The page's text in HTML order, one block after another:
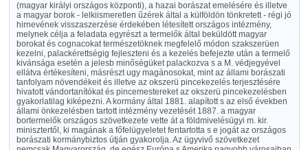
(magyar királyi országos központi), a hazai borászat emelésére és illetve
a magyar borok - lelkiismeretlen űzérek által a külföldön tönkretett - régi jó
hirnevének visszaszerzése érdekében létesített országos intézmény,
melynek célja a feladata egyrészt a termelők által beküldött magyar
borokat és cognacokat természetöknek megfelelő módon szakszerüen
kezelni, palackérettségig fejleszteni és a kezelés befejezte után a termelő
kivánsága esetén a jelesb minőségüket palackozva s a M. védjegyével
ellátva értékesíteni, másrészt ugy magánosokat, mint az állami borászati
tanfolyam növendékeit és illetve az okszerü pincekezelés terjesztésére
hivatott vándortanítókat és pincemestereket az okszerü pincekezelésben
gyakorlatilag kiképezni. A kormány által 1881. alapított s az első években
állami önkezelésben tartott intézmény vezetését 1887. a magyar
bortermelők országos szövetkezete vette át a földmivelésügyi m. kir.
minisztertől, ki magának a főfelügyeletet fentartotta s e jogát az országos
borászati kormánybiztos útján gyakorolja. Az ügyvivő szövetkezet